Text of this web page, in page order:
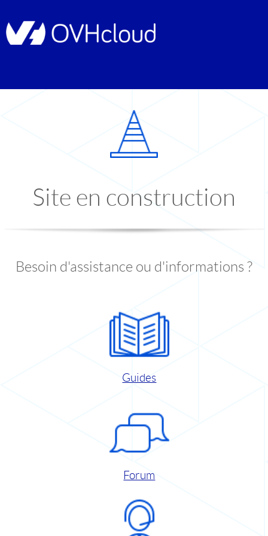
Site en construction
Besoin d'assistance ou d'informations ?
Guides
Forum